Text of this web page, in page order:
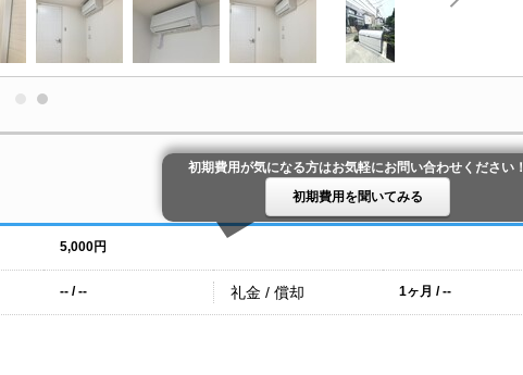
初期費用が気になる方はお気軽にお問い合わせください！
初期費用を聞いてみる
5,000円
-- / -- 礼金 / 償却 1ヶ月 / --